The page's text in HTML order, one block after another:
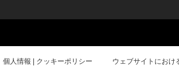
個人情報 | クッキーポリシー ウェブサイトにおけ